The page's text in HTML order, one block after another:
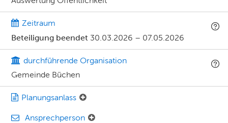
Zeitraum
Beteiligung beendet 30.03.2026 – 07.05.2026
durchführende Organisation
Gemeinde Büchen
Planungsanlass
Ansprechperson